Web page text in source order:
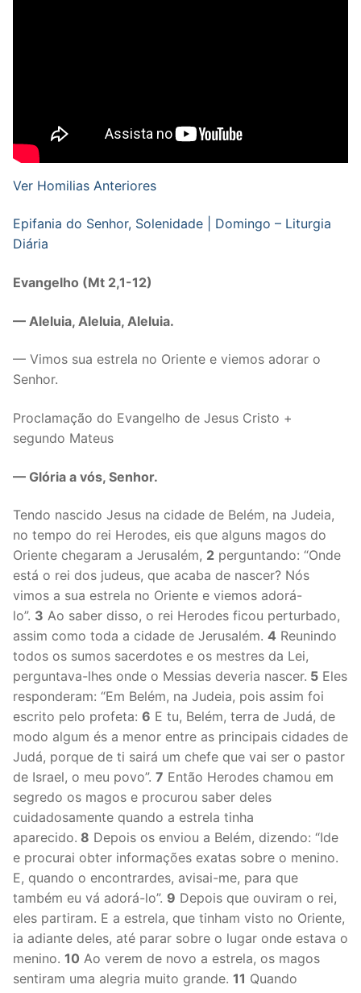
Ver Homilias Anteriores
Epifania do Senhor, Solenidade | Domingo – Liturgia
Diária
Evangelho (Mt 2,1-12)
— Aleluia, Aleluia, Aleluia.
— Vimos sua estrela no Oriente e viemos adorar o
Senhor.
Proclamação do Evangelho de Jesus Cristo +
segundo Mateus
— Glória a vós, Senhor.
Tendo nascido Jesus na cidade de Belém, na Judeia,
no tempo do rei Herodes, eis que alguns magos do
Oriente chegaram a Jerusalém, 2 perguntando: “Onde
está o rei dos judeus, que acaba de nascer? Nós
vimos a sua estrela no Oriente e viemos adorá-
lo”. 3 Ao saber disso, o rei Herodes ficou perturbado,
assim como toda a cidade de Jerusalém. 4 Reunindo
todos os sumos sacerdotes e os mestres da Lei,
perguntava-lhes onde o Messias deveria nascer. 5 Eles
responderam: “Em Belém, na Judeia, pois assim foi
escrito pelo profeta: 6 E tu, Belém, terra de Judá, de
modo algum és a menor entre as principais cidades de
Judá, porque de ti sairá um chefe que vai ser o pastor
de Israel, o meu povo”. 7 Então Herodes chamou em
segredo os magos e procurou saber deles
cuidadosamente quando a estrela tinha
aparecido. 8 Depois os enviou a Belém, dizendo: “Ide
e procurai obter informações exatas sobre o menino.
E, quando o encontrardes, avisai-me, para que
também eu vá adorá-lo”. 9 Depois que ouviram o rei,
eles partiram. E a estrela, que tinham visto no Oriente,
ia adiante deles, até parar sobre o lugar onde estava o
menino. 10 Ao verem de novo a estrela, os magos
sentiram uma alegria muito grande. 11 Quando